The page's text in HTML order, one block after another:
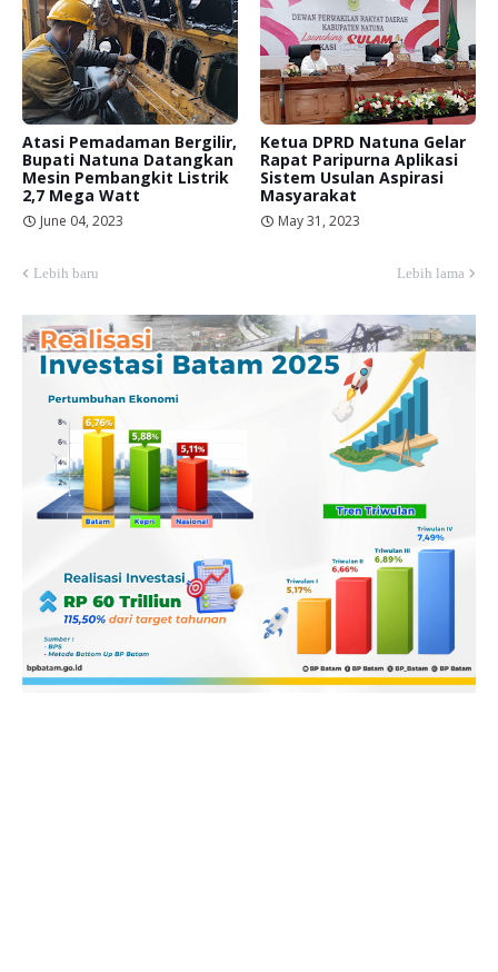
Atasi Pemadaman Bergilir,
Bupati Natuna Datangkan
Mesin Pembangkit Listrik
2,7 Mega Watt
June 04, 2023
Ketua DPRD Natuna Gelar
Rapat Paripurna Aplikasi
Sistem Usulan Aspirasi
Masyarakat
May 31, 2023
Lebih baru Lebih lama